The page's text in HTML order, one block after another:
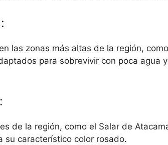
las zonas más altas de la región,
para sobrevivir con poca agua
de la región, como el Salar de
su característico color rosado.